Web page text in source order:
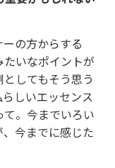
の方からする
いなポイントが
してもそう思う
しいエッセンス
。今までいろい
今までに感じた